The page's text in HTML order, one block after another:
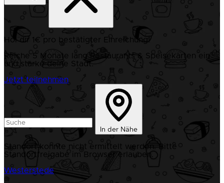
Hol dir 1€ pro bestätigter Einreichung!
Reiche 5 Monate lang Restaurants & Speisekarten ein
und stärke deine Stadt.
Jetzt teilnehmen
In der Nähe
Standort konnte nicht ermittelt werden. Bitte
Standortfreigabe im Browser erlauben.
Westerstede